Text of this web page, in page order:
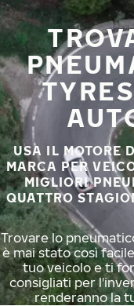
USA IL MOTORE
MARCA PER
MIGLIORI
QUATTRO
Trovare lo
è mai stato così
tuo veicolo e ti
consigliati per
renderanno la